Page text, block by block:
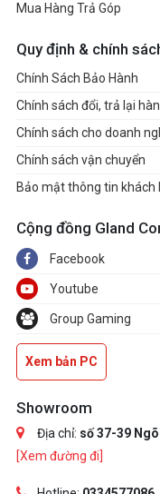
Mua Hàng Trả Góp
Quy định & chính
Chính Sách Bảo Hành
Chính sách đổi, trả lại
Chính sách cho doanh
Chính sách vận chuyển
Bảo mật thông tin khách
Cộng đồng Gland
Facebook
Youtube
Group Gaming
Xem bản PC
Showroom
Địa chỉ: số 37-39
[Xem đường đi]